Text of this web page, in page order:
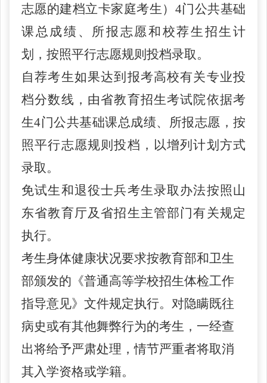
志愿的建档立卡家庭考生） 4门公共基础
课总成绩、所报志愿和校荐生招生计
划，按照平行志愿规则投档录取 。
自荐考生如果达到报考高校有关专业投
档分数线，由省教育招生考试院依据考
生4门公共基础课总成绩、所报志愿，按
照平行志愿规则投档，以增列计划方式
录取。
免试生和退役士兵考生录取办法按照山
东省教育厅及省招生主管部门有关规定
执行。
考生身体健康状况要求按教育部和卫生
部颁发的《普通高等学校招生体检工作
指导意见》文件规定执行。 对隐瞒既往
病史或有其他舞弊行为的考生，一经查
出将给予严肃处理，情节严重者将取消
其入学资格或学籍。